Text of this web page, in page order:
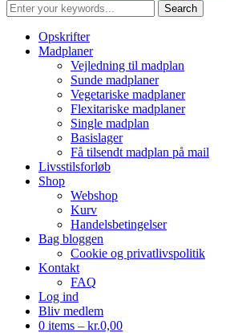
Opskrifter
Madplaner
Vejledning til madplan
Sunde madplaner
Vegetariske madplaner
Flexitariske madplaner
Single madplan
Basislager
Få tilsendt madplan på mail
Livsstilsforløb
Shop
Webshop
Kurv
Handelsbetingelser
Bag bloggen
Cookie og privatlivspolitik
Kontakt
FAQ
Log ind
Bliv medlem
0 items – kr.0,00